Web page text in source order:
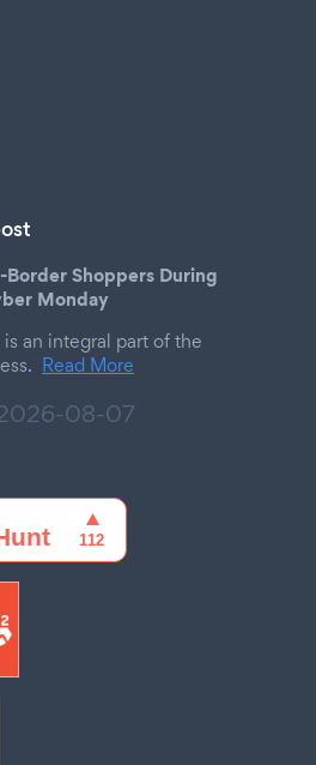
Shoppers During
Monday
an integral part of the
Read More
08-07